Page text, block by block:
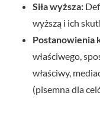
Siła wyższa:
wyższą i ich
Postanowienia
właściwego,
właściwy,
(pisemna dla